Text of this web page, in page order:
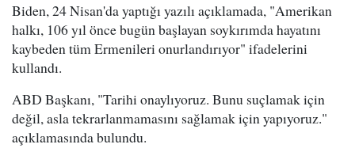
Biden, 24 Nisan'da yaptığı yazılı açıklamada, "Amerikan
halkı, 106 yıl önce bugün başlayan soykırımda hayatını
kaybeden tüm Ermenileri onurlandırıyor" ifadelerini
kullandı.
ABD Başkanı, "Tarihi onaylıyoruz. Bunu suçlamak için
değil, asla tekrarlanmamasını sağlamak için yapıyoruz."
açıklamasında bulundu.